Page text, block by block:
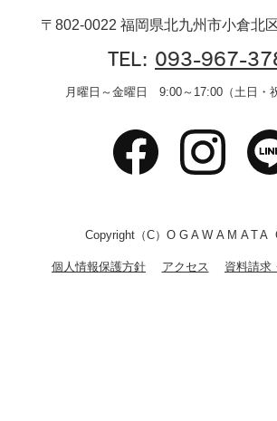
〒802-0022 福岡県北九州市小倉北
TEL: 093-967-
月曜日～金曜日 9:00～17:00（土日・
Copyright（C）OGAWAMATA
個人情報保護方針 アクセス 資料請求